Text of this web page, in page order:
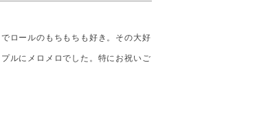
ロールのもちもちも好き。その大好
ルにメロメロでした。特にお祝いご